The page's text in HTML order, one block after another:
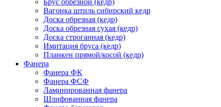
Брус обрезной (кедр)
Вагонка штиль сибирский кедр
Доска обрезная (кедр)
Доска обрезная сухая (кедр)
Доска строганная (кедр)
Имитация бруса (кедр)
Планкен прямой/косой (кедр)
Фанера
Фанера ФК
Фанера ФСФ
Ламинированная фанера
Шлифованная фанера